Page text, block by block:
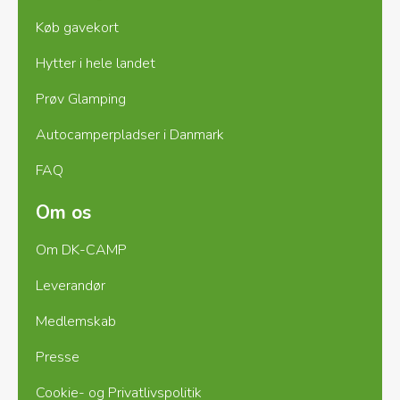
Køb gavekort
Hytter i hele landet
Prøv Glamping
Autocamperpladser i Danmark
FAQ
Om os
Om DK-CAMP
Leverandør
Medlemskab
Presse
Cookie- og Privatlivspolitik